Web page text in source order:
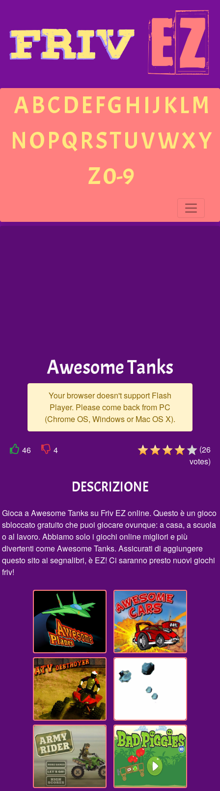
ABCDEFGH IJ KLM
NOPQRSTUVWXY
Z0-9
Awesome Tanks
Your browser doesn't support Flash
Player. Please come back from PC
(Chrome OS, Windows or Mac OS X).
46 4 (26
votes)
DESCRIZIONE
Gioca a Awesome Tanks su Friv EZ online. Questo è un gioco
sbloccato gratuito che puoi giocare ovunque: a casa, a scuola
o al lavoro. Abbiamo solo i giochi online migliori e più
divertenti come Awesome Tanks. Assicurati di aggiungere
questo sito ai segnalibri, è EZ! Ci saranno presto nuovi giochi
friv!